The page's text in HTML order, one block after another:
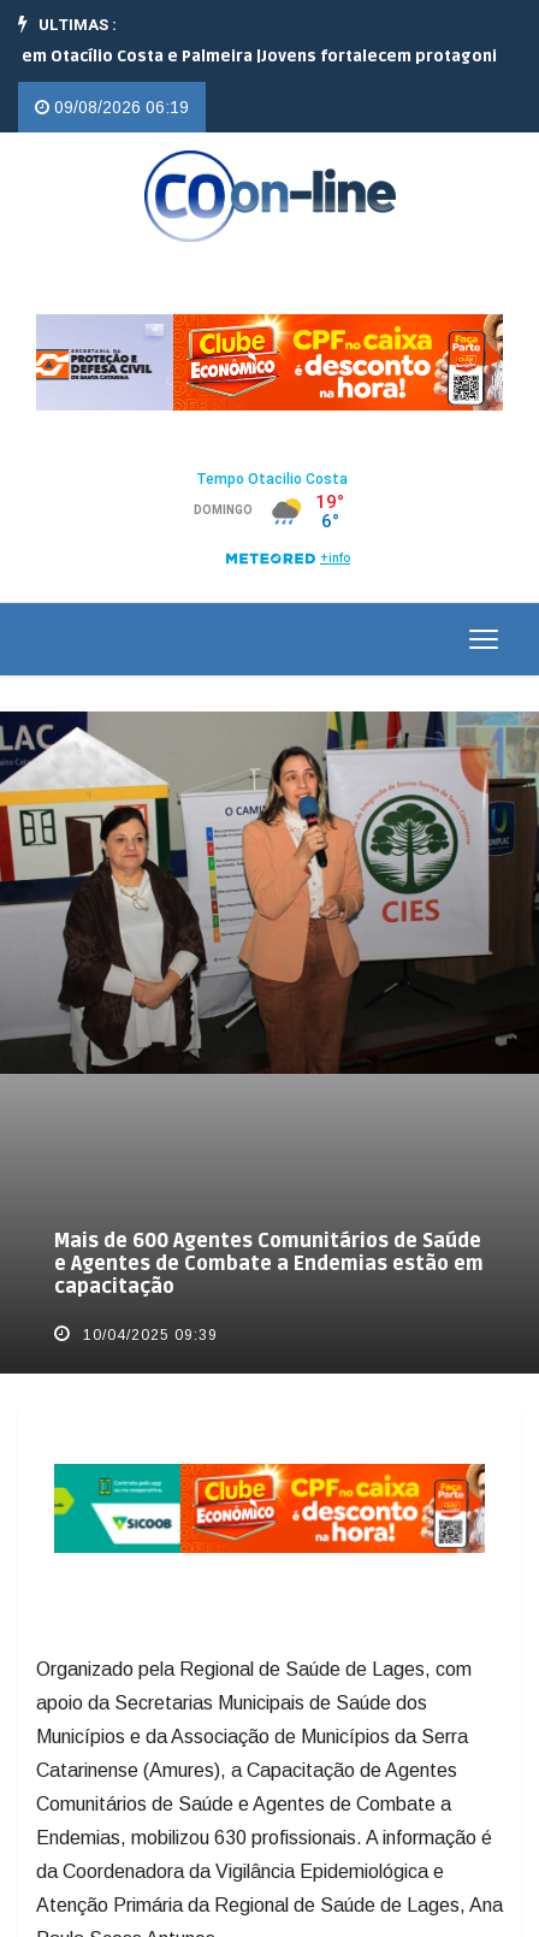
ULTIMAS :
Costa e Palmeira | Jovens fortalecem protagonismo no
09/08/2026 06:19
Mais de 600 Agentes Comunitários de Saúde
e Agentes de Combate a Endemias estão em
capacitação
10/04/2025 09:39
Organizado pela Regional de Saúde de Lages, com
apoio da Secretarias Municipais de Saúde dos
Municípios e da Associação de Municípios da Serra
Catarinense (Amures), a Capacitação de Agentes
Comunitários de Saúde e Agentes de Combate a
Endemias, mobilizou 630 profissionais. A informação é
da Coordenadora da Vigilância Epidemiológica e
Atenção Primária da Regional de Saúde de Lages, Ana